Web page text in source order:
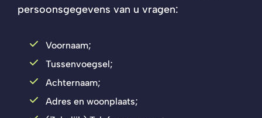
persoonsgegevens van u vragen:
Voornaam;
Tussenvoegsel;
Achternaam;
Adres en woonplaats;